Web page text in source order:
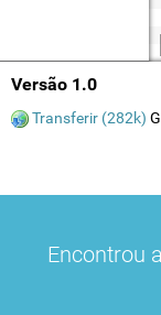
Versão 1.0
Transferir (282k)
Encontrou